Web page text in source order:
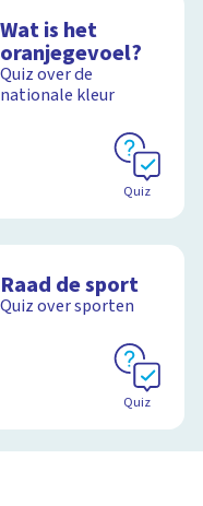
Wat is het
oranjegevoel?
Quiz over de
nationale kleur
Quiz
Raad de sport
Quiz over sporten
Quiz